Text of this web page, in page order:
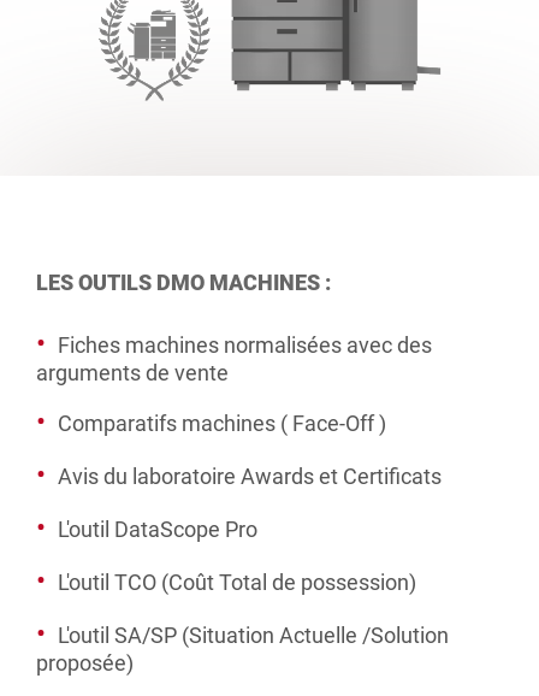
LES OUTILS DMO MACHINES :
Fiches machines normalisées avec des
arguments de vente
Comparatifs machines ( Face-Off )
Avis du laboratoire Awards et Certificats
L'outil DataScope Pro
L'outil TCO (Coût Total de possession)
L'outil SA/SP (Situation Actuelle /Solution
proposée)